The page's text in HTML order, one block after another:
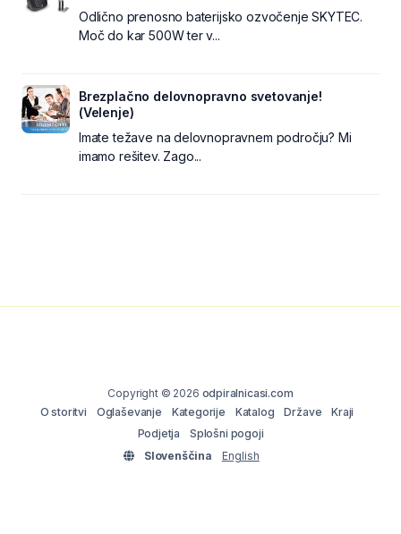
Odlično prenosno baterijsko ozvočenje SKYTEC.
Moč do kar 500W ter v...
Brezplačno delovnopravno svetovanje!
(Velenje)
Imate težave na delovnopravnem področju? Mi
imamo rešitev. Zago...
Copyright © 2026 odpiralnicasi.com
O storitvi
Oglaševanje Kategorije Katalog Države
Kraji
Podjetja
Splošni pogoji
Slovenščina
English